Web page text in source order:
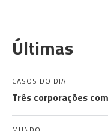
Últimas
CASOS DO DIA
Três corporações